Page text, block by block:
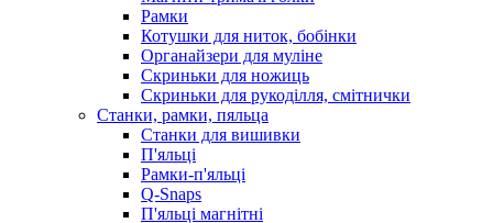
Рамки
Котушки для ниток, бобінки
Органайзери для муліне
Скриньки для ножиць
Скриньки для рукоділля, смітнички
Станки, рамки, пяльца
Станки для вишивки
П'яльці
Рамки-п'яльці
Q-Snaps
П'яльці магнітні